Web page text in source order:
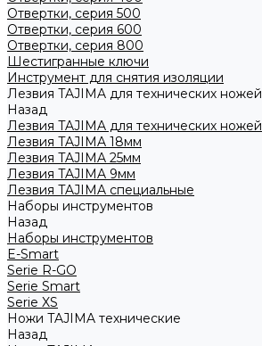
Отвертки, серия 500
Отвертки, серия 600
Отвертки, серия 800
Шестигранные ключи
Инструмент для снятия изоляции
Лезвия TAJIMA для технических ножей
Назад
Лезвия TAJIMA для технических ножей
Лезвия TAJIMA 18мм
Лезвия TAJIMA 25мм
Лезвия TAJIMA 9мм
Лезвия TAJIMA специальные
Наборы инструментов
Назад
Наборы инструментов
E-Smart
Serie R-GO
Serie Smart
Serie XS
Ножи TAJIMA технические
Назад